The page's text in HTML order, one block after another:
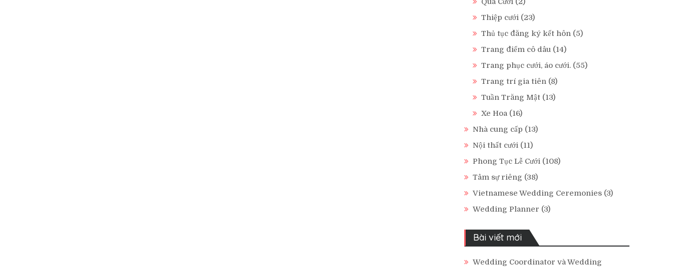
Thiệp cưới (23)
Thủ tục đăng ký kết hôn (5)
Trang điểm cô dâu (14)
Trang phục cưới, áo cưới. (55)
Trang trí gia tiên (8)
Tuần Trăng Mật (13)
Xe Hoa (16)
Nhà cung cấp (13)
Nội thất cưới (11)
Phong Tục Lễ Cưới (108)
Tâm sự riêng (38)
Vietnamese Wedding Ceremonies (3)
Wedding Planner (3)
Bài viết mới
Wedding Coordinator và Wedding